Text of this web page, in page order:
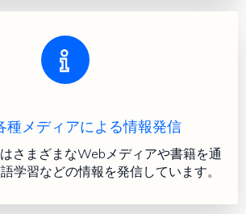
種メディアによる情報発信
さまざまなWebメディアや書籍を通
学習などの情報を発信しています。